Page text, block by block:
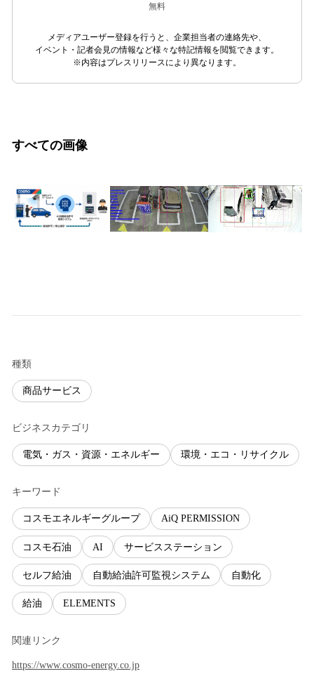
無料
メディアユーザー登録を行うと、企業担当者の連絡先や、
イベント・記者会見の情報など様々な特記情報を閲覧できます。
※内容はプレスリリースにより異なります。
すべての画像
種類
商品サービス
ビジネスカテゴリ
電気・ガス・資源・エネルギー 環境・エコ・リサイクル
キーワード
コスモエネルギーグループ AiQ PERMISSION
コスモ石油 AI サービスステーション
セルフ給油 自動給油許可監視システム 自動化
給油 ELEMENTS
関連リンク
https://www.cosmo-energy.co.jp